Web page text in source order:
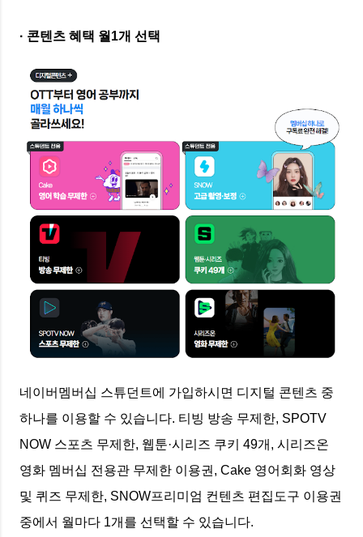
· 콘텐츠 혜택 월1개 선택
네이버멤버십 스튜던트에 가입하시면 디지털 콘텐츠 중
하나를 이용할 수 있습니다. 티빙 방송 무제한, SPOTV
NOW 스포츠 무제한, 웹툰·시리즈 쿠키 49개, 시리즈온
영화 멤버십 전용관 무제한 이용권, Cake 영어회화 영상
및 퀴즈 무제한, SNOW프리미엄 컨텐츠 편집도구 이용권
중에서 월마다 1개를 선택할 수 있습니다.